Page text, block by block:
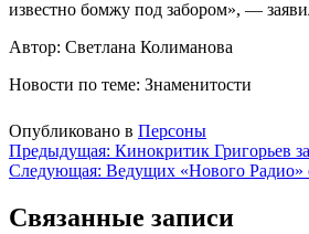
известно бомжу под забором», —
Автор: Светлана Колиманова
Новости по теме: Знаменитости
Опубликовано в Персоны
Навигация
по
записям
Предыдущая: Кинокритик Григорьев
Следующая: Ведущих «Нового Радио»
Связанные записи